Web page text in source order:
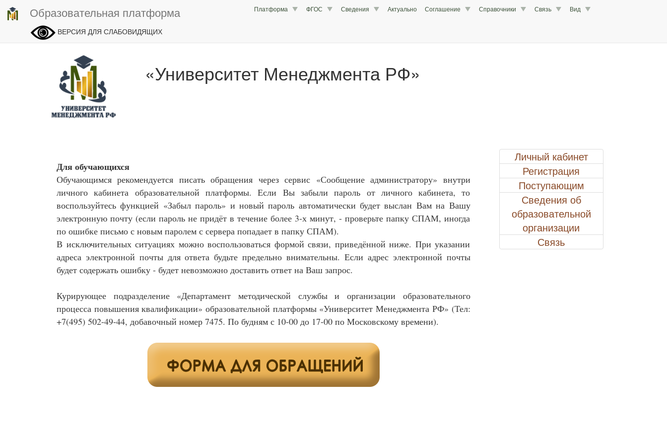
Образовательная платформа
ВЕРСИЯ ДЛЯ СЛАБОВИДЯЩИХ
Платформа ФГОС Сведения Актуально Соглашение Справочники Связь Вид
«Университет Менеджмента РФ»
Для обучающихся
Обучающимся рекомендуется писать обращения через сервис «Сообщение администратору» внутри
личного кабинета образовательной платформы. Если Вы забыли пароль от личного кабинета, то
воспользуйтесь функцией «Забыл пароль» и новый пароль автоматически будет выслан Вам на Вашу
электронную почту (если пароль не придёт в течение более 3-х минут, - проверьте папку СПАМ, иногда
по ошибке письмо с новым паролем с сервера попадает в папку СПАМ).
В исключительных ситуациях можно воспользоваться формой связи, приведённой ниже. При указании
адреса электронной почты для ответа будьте предельно внимательны. Если адрес электронной почты
будет содержать ошибку - будет невозможно доставить ответ на Ваш запрос.
Курирующее подразделение «Департамент методической службы и организации образовательного
процесса повышения квалификации» образовательной платформы «Университет Менеджмента РФ» (Тел:
+7(495) 502-49-44, добавочный номер 7475. По будням с 10-00 до 17-00 по Московскому времени).
Личный кабинет
Регистрация
Поступающим
Сведения об
образовательной
организации
Связь